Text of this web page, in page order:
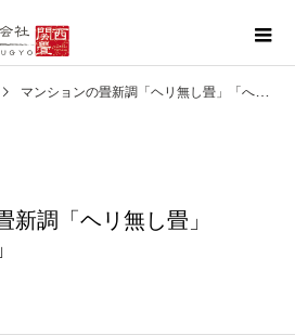
マンションの畳新調「ヘリ無し畳」「へり付き畳」
新調「ヘリ無し畳」